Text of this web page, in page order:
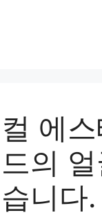
에
의
니다.